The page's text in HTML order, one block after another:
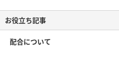
お役立ち記事
配合について